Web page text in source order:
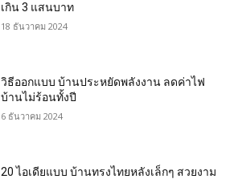
เกิน 3 แสนบาท
18 ธันวาคม 2024
วิธีออกแบบ บ้านประหยัดพลังงาน ลดค่าไฟ
บ้านไม่ร้อนทั้งปี
6 ธันวาคม 2024
20 ไอเดียแบบ บ้านทรงไทยหลังเล็กๆ สวยงาม